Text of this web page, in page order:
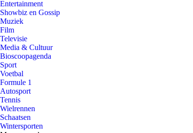
Entertainment
Showbiz en Gossip
Muziek
Film
Televisie
Media & Cultuur
Bioscoopagenda
Sport
Voetbal
Formule 1
Autosport
Tennis
Wielrennen
Schaatsen
Wintersporten